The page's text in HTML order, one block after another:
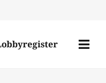
Menü